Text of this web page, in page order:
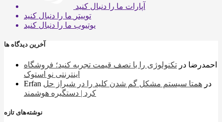
آپارات ما را دنبال کنید
توییتر ما را دنبال کنید
یوتیوب ما را دنبال کنید
آخرین دیدگاه ها
احمدرضا در تکنولوژی را با نصف قیمت تجربه کنید؛ فروشگاه
اینترنتی نو استوک
Erfan
در همتا سیستم مشکل گم شدن کلید را در شیراز حل
کرد | دستگیره هوشمند
نوشته‌های تازه